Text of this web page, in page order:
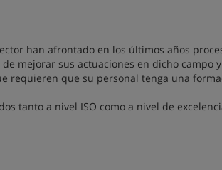
han afrontado en los últimos años
mejorar sus actuaciones en dicho campo
requieren que su personal tenga una
tanto a nivel ISO como a nivel de